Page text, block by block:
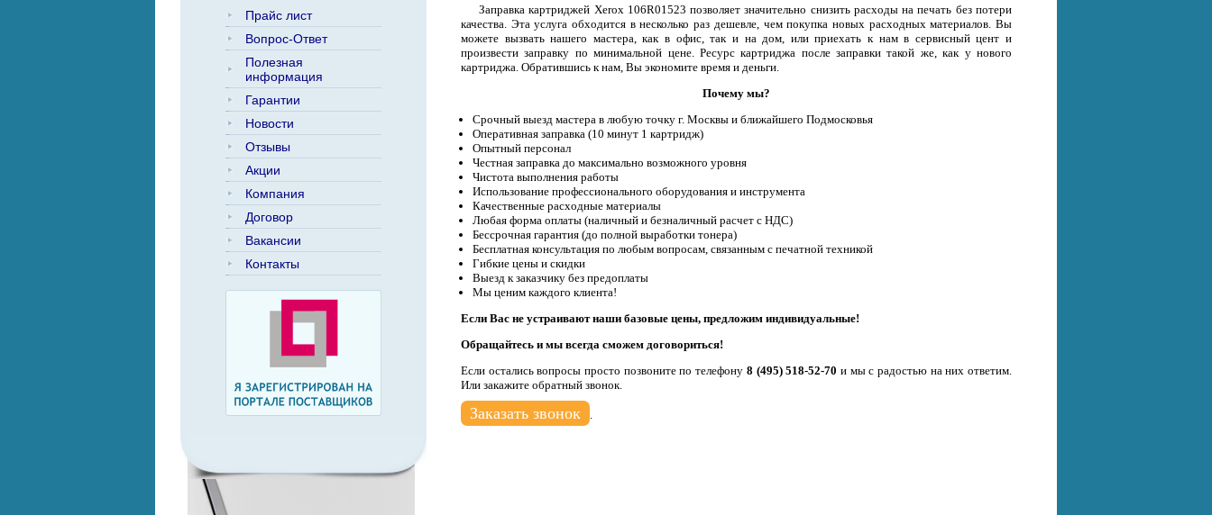
Прайс лист
Вопрос-Ответ
Полезная
информация
Гарантии
Новости
Отзывы
Акции
Компания
Договор
Вакансии
Контакты
Заправка картриджей Xerox 106R01523 позволяет значительно снизить расходы на печать без потери
качества. Эта услуга обходится в несколько раз дешевле, чем покупка новых расходных материалов. Вы
можете вызвать нашего мастера, как в офис, так и на дом, или приехать к нам в сервисный цент и
произвести заправку по минимальной цене. Ресурс картриджа после заправки такой же, как у нового
картриджа. Обратившись к нам, Вы экономите время и деньги.
Почему мы?
Срочный выезд мастера в любую точку г. Москвы и ближайшего Подмосковья
Оперативная заправка (10 минут 1 картридж)
Опытный персонал
Честная заправка до максимально возможного уровня
Чистота выполнения работы
Использование профессионального оборудования и инструмента
Качественные расходные материалы
Любая форма оплаты (наличный и безналичный расчет с НДС)
Бессрочная гарантия (до полной выработки тонера)
Бесплатная консультация по любым вопросам, связанным с печатной техникой
Гибкие цены и скидки
Выезд к заказчику без предоплаты
Мы ценим каждого клиента!
Если Вас не устраивают наши базовые цены, предложим индивидуальные!
Обращайтесь и мы всегда сможем договориться!
Если остались вопросы просто позвоните по телефону 8 (495) 518-52-70 и мы с радостью на них ответим.
Или закажите обратный звонок.
Заказать звонок